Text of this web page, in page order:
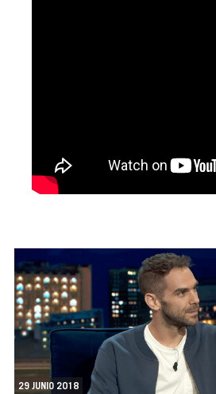
29 JUNIO 2018